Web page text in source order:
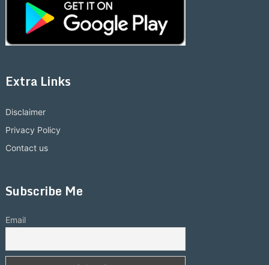
Extra Links
Disclaimer
Privacy Policy
Contact us
Subscribe Me
Email